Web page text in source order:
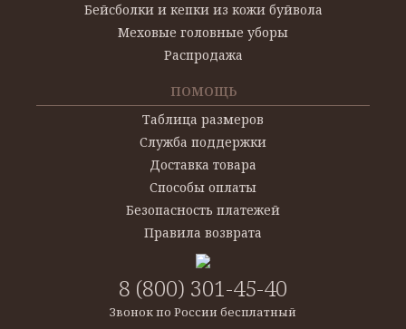
Бейсболки и кепки из кожи буйвола
Меховые головные уборы
Распродажа
ПОМОЩЬ
Таблица размеров
Служба поддержки
Доставка товара
Способы оплаты
Безопасность платежей
Правила возврата
8 (800) 301-45-40
Звонок по России бесплатный